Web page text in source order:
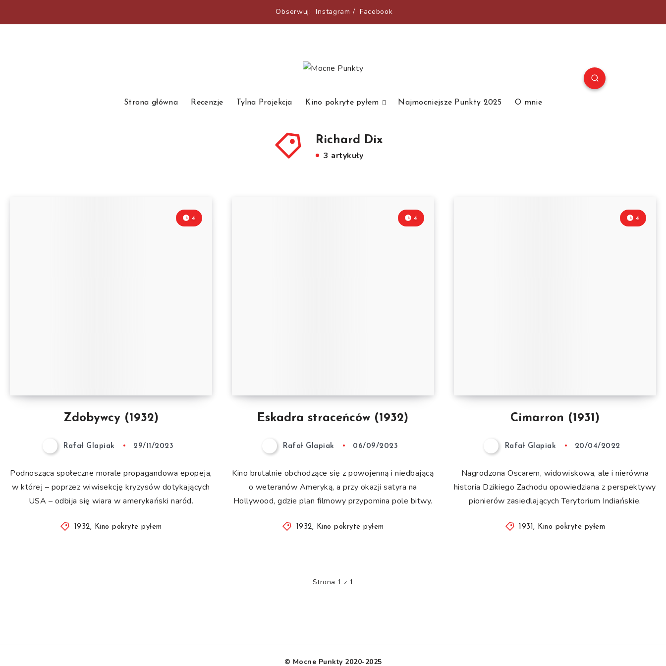
Obserwuj: Instagram / Facebook
Strona główna Recenzje Tylna Projekcja Kino pokryte pyłem Najmocniejsze Punkty 2025 O mnie
Richard Dix
3 artykuły
Zdobywcy (1932)
4
Rafał Glapiak 29/11/2023
Podnosząca społeczne morale propagandowa epopeja,
w której – poprzez wiwisekcję kryzysów dotykających
USA – odbija się wiara w amerykański naród.
1932, Kino pokryte pyłem
Eskadra straceńców (1932)
4
Rafał Glapiak 06/09/2023
Kino brutalnie obchodzące się z powojenną i niedbającą
o weteranów Ameryką, a przy okazji satyra na
Hollywood, gdzie plan filmowy przypomina pole bitwy.
1932, Kino pokryte pyłem
Cimarron (1931)
4
Rafał Glapiak 20/04/2022
Nagrodzona Oscarem, widowiskowa, ale i nierówna
historia Dzikiego Zachodu opowiedziana z perspektywy
pionierów zasiedlających Terytorium Indiańskie.
1931, Kino pokryte pyłem
Strona 1 z 1
© Mocne Punkty 2020-2025